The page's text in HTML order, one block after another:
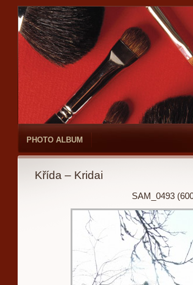
PHOTO ALBUM
Křída – Kridai
SAM_0493